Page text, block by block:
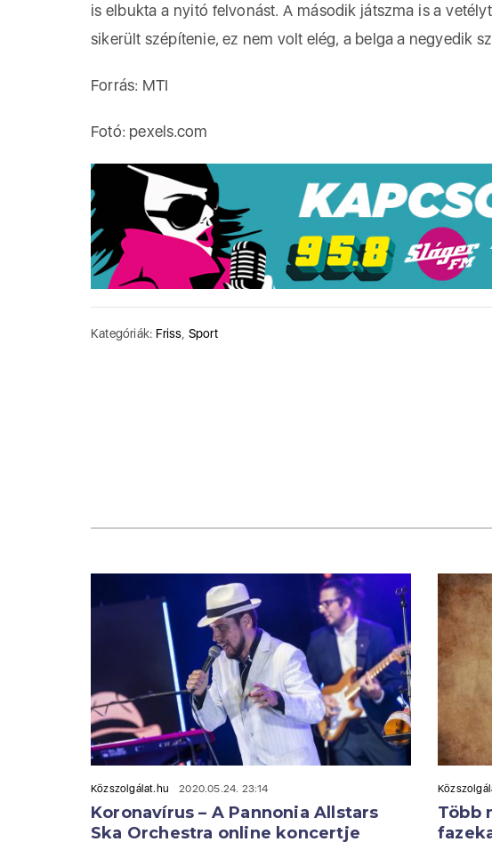
is elbukta a nyitó felvonást. A második játszma is a
sikerült szépítenie, ez nem volt elég, a belga a negyedik
Forrás: MTI
Fotó: pexels.com
Kategóriák: Friss, Sport
Közszolgálat.hu 2020.05.24. 23:14
Koronavírus – A Pannonia Allstars
Ska Orchestra online koncertje
Több